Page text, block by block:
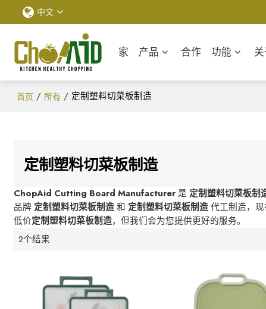
中文
家 产品 合作 功能
首页 / 所有 / 定制塑料切菜板制造
定制塑料切菜板制造
ChopAid Cutting Board Manufacturer是 定制塑料切菜板制
品牌 定制塑料切菜板制造和 定制塑料切菜板制造代工制造，
低价定制塑料切菜板制造，但我们会为您提供更好的服务。
2个结果